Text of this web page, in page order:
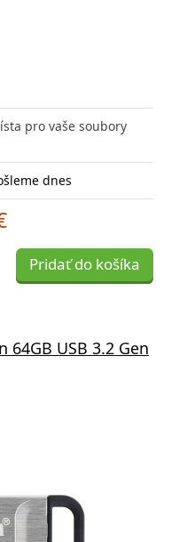
pro vaše soubory
dnes
Pridať do košíka
64GB USB 3.2 Gen